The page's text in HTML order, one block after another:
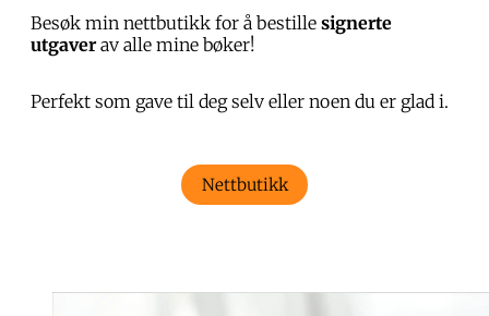
Besøk min nettbutikk for å bestille signerte
utgaverav alle mine bøker!
Perfekt som gave til deg selv eller noen du er glad i.
Nettbutikk